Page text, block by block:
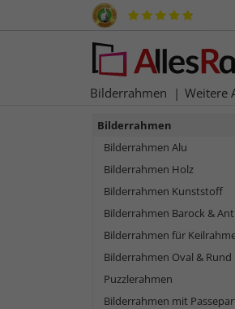
Bilderrahmen Weitere
Bilderrahmen
Bilderrahmen Alu
Bilderrahmen Holz
Bilderrahmen Kunststoff
Bilderrahmen Barock &
Bilderrahmen für
Bilderrahmen Oval & Rund
Puzzlerahmen
Bilderrahmen mit